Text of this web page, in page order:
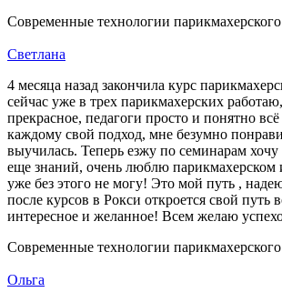
Современные технологии парикмахерского
Светлана
4 месяца назад закончила курс
сейчас уже в трех парикмахерских
прекрасное, педагоги просто и понятно
каждому свой подход, мне безумно
выучилась. Теперь езжу по семинарам хочу
еще знаний, очень люблю парикмахерском
уже без этого не могу! Это мой путь ,
после курсов в Рокси откроется свой путь
интересное и желанное! Всем желаю
Современные технологии парикмахерского
Ольга